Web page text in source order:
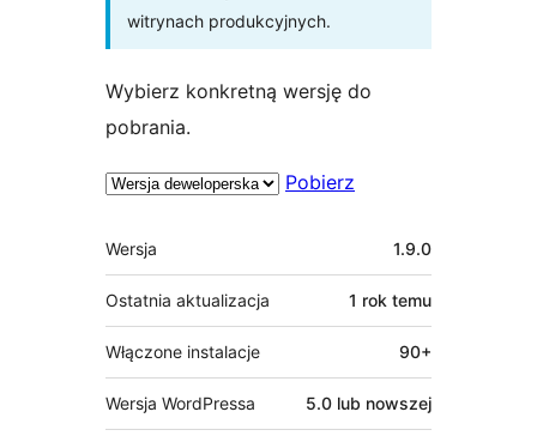
witrynach produkcyjnych.
Wybierz konkretną wersję do
pobrania.
Pobierz
Meta
Wersja 1.9.0
Ostatnia aktualizacja 1 rok temu
Włączone instalacje 90+
Wersja WordPressa 5.0 lub nowszej